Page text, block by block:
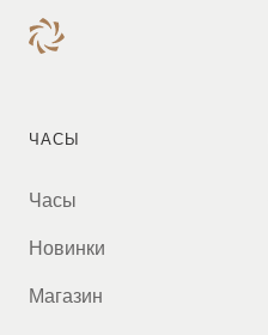
ЧАСЫ
Часы
Новинки
Магазин